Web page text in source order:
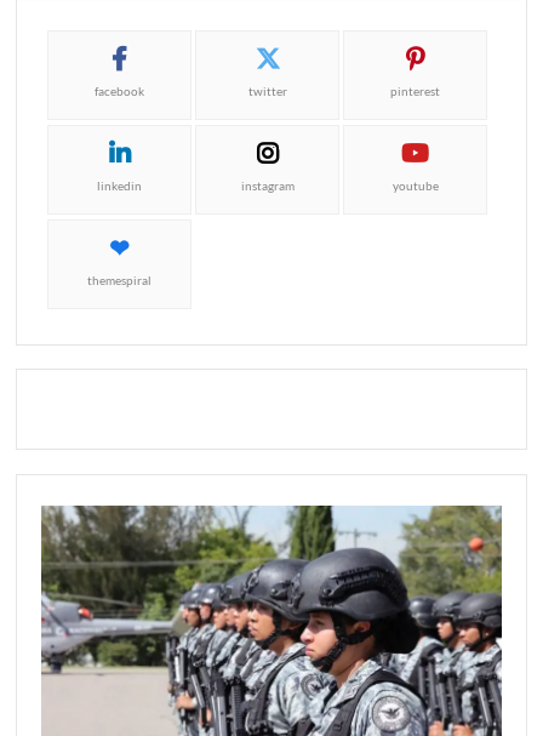
facebook twitter pinterest
linkedin instagram youtube
themespiral